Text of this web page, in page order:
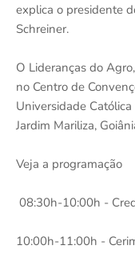
explica o presidente
Schreiner.
O Lideranças do
no Centro de
Universidade
Jardim Mariliza,
Veja a programação
08:30h-10:00h -
10:00h-11:00h -